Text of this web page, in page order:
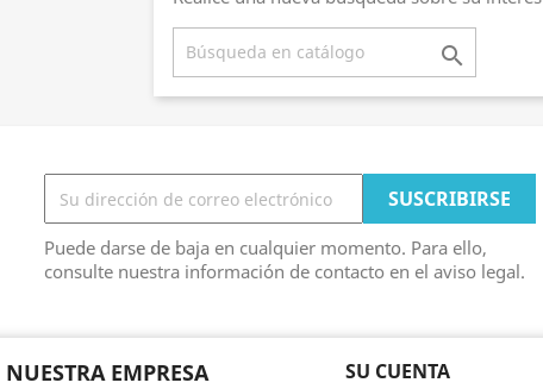

Puede darse de baja en cualquier momento. Para ello,
consulte nuestra información de contacto en el aviso legal.
NUESTRA EMPRESA SU CUENTA